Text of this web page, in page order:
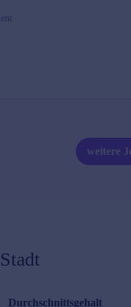
weitere
Durchschnittsgehalt